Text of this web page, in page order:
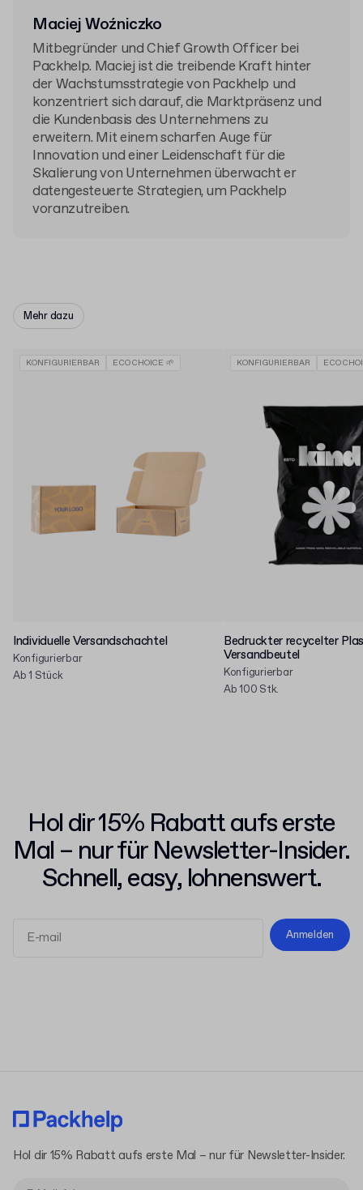
Maciej Woźniczko
Mitbegründer und Chief Growth Officer bei
Packhelp. Maciej ist die treibende Kraft hinter
der Wachstumsstrategie von Packhelp und
konzentriert sich darauf, die Marktpräsenz und
die Kundenbasis des Unternehmens zu
erweitern. Mit einem scharfen Auge für
Innovation und einer Leidenschaft für die
Skalierung von Unternehmen überwacht er
datengesteuerte Strategien, um Packhelp
voranzutreiben.
Mehr dazu
KONFIGURIERBAR ECO CHOICE 🌱
Individuelle Versandschachtel
Konfigurierbar
Ab 1 Stück
KONFIGURIERBAR ECO
Bedruckter recycelter
Versandbeutel
Konfigurierbar
Ab 100 Stk.
Hol dir 15% Rabatt aufs erste
Mal – nur für Newsletter-Insider.
Schnell, easy, lohnenswert.
Anmelden
Hol dir 15% Rabatt aufs erste Mal – nur für Newsletter-Insider.